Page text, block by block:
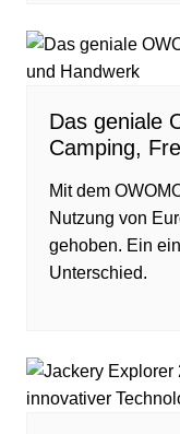
Das geniale
Camping,
Mit dem
Nutzung von
gehoben. Ein
Unterschied.